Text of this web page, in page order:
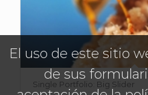
Single Portfolio: Big Slider
El uso de este sitio
de sus